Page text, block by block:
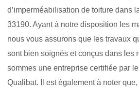
d’imperméabilisation de toiture dans
33190. Ayant à notre disposition les
nous vous assurons que les travaux
sont bien soignés et conçus dans les
sommes une entreprise certifiée par
Qualibat. Il est également à noter